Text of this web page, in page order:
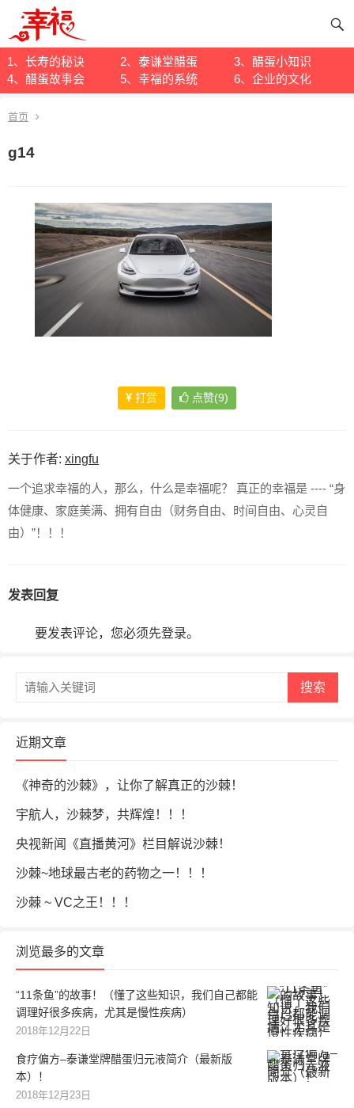
1、长寿的秘诀 2、泰谦堂醋蛋
3、醋蛋小知识
4、醋蛋故事会
5、幸福的系统 6、企业的文化
首页
g14
打赏 点赞(9)
关于作者: xingfu
一个追求幸福的人，那么，什么是幸福呢？ 真正的幸福是 ---- “身
体健康、家庭美满、拥有自由（财务自由、时间自由、心灵自
由）”！！！
发表回复
要发表评论，您必须先登录。
搜索
近期文章
《神奇的沙棘》，让你了解真正的沙棘！
宇航人，沙棘梦，共辉煌！！！
央视新闻《直播黄河》栏目解说沙棘！
沙棘~地球最古老的药物之一！！！
沙棘 ~ VC之王！！！
浏览最多的文章
“11条鱼”的故事！（懂了这些知识，我们自己都能
调理好很多疾病，尤其是慢性疾病）
2018年12月22日
食疗偏方–泰谦堂牌醋蛋归元液简介（最新版
本）！
2018年12月23日